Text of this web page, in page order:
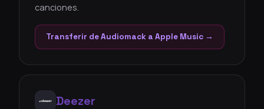
canciones.
Transferir de Audiomack a Apple Music →
Deezer